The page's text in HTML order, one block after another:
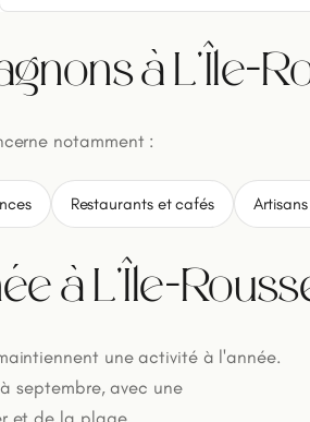
à L'Île-
notamment :
Restaurants et cafés
à L'Île-
une activité à l'année.
septembre, avec une